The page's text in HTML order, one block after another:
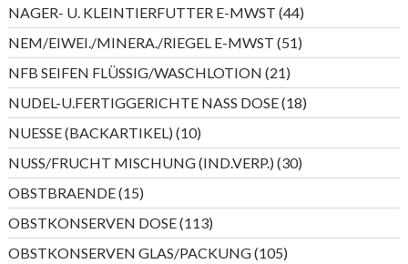
NAGER- U. KLEINTIERFUTTER E-MWST 4444
Produkte
NEM/EIWEI./MINERA./RIEGEL E-MWST 5151
Produkte
NFB SEIFEN FLÜSSIG/WASCHLOTION 2121
Produkte
NUDEL-U.FERTIGGERICHTE NASS DOSE 1818
Produkte
NUESSE (BACKARTIKEL) 1010
Produkte
NUSS/FRUCHT MISCHUNG (IND.VERP.) 3030
Produkte
OBSTBRAENDE 1515
Produkte
OBSTKONSERVEN DOSE 113113
Produkte
OBSTKONSERVEN GLAS/PACKUNG 105105